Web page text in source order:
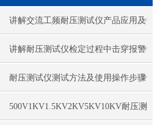
讲解交流工频耐压测试仪产品应用及
技术指标
讲解耐压测试仪检定过程中击穿报警
电流
耐压测试仪测试方法及使用操作步骤
500V1KV1.5KV2KV5KV10KV耐压测